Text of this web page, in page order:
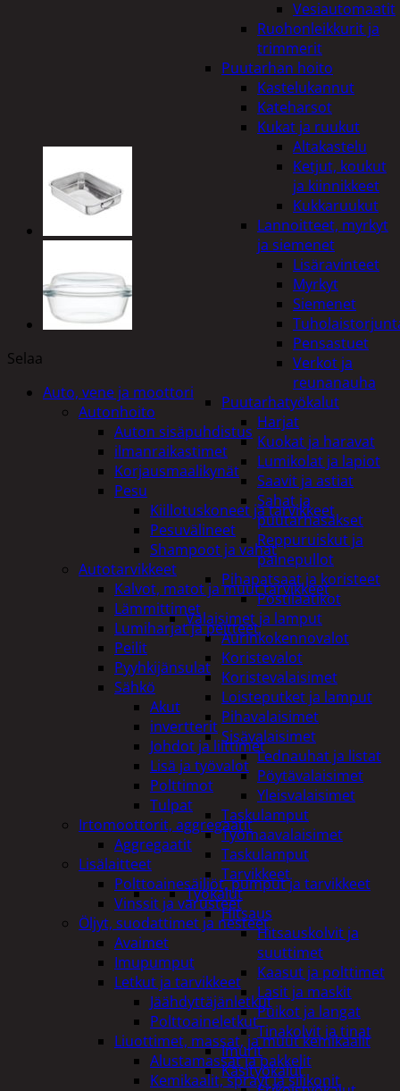
Vesiautomaatit
Ruohonleikkurit ja
trimmerit
Puutarhan hoito
Kastelukannut
Kateharsot
Kukat ja ruukut
Altakastelu
Ketjut, koukut
ja kiinnikkeet
Kukkaruukut
Lannoitteet, myrkyt
ja siemenet
Lisäravinteet
Myrkyt
Siemenet
Pensastuet
Verkot ja
reunanauha
Puutarhatyökalut
Harjat
Kuokat ja haravat
Lumikolat ja lapiot
Saavit ja astiat
Sahat ja
puutarhasakset
Reppuruiskut ja
painepullot
Pihapatsaat ja koristeet
Postilaatikot
Valaisimet ja lamput
Aurinkokennovalot
Koristevalot
Koristevalaisimet
Loisteputket ja lamput
Pihavalaisimet
Sisävalaisimet
Lednauhat ja listat
Pöytävalaisimet
Yleisvalaisimet
Taskulamput
Työmaavalaisimet
Taskulamput
Tarvikkeet
Työkalut
Hitsaus
Hitsauskolvit ja
suuttimet
Kaasut ja polttimet
Lasit ja maskit
Puikot ja langat
Tinakolvit ja tinat
Imurit
Käsityökalut
Selaa
Auto, vene ja moottori
Autonhoito
Auton sisäpuhdistus
ilmanraikastimet
Korjausmaalikynät
Pesu
Kiillotuskoneet ja tarvikkeet
Pesuvälineet
Shampoot ja vahat
Autotarvikkeet
Kalvot, matot ja muut tarvikkeet
Lämmittimet
Lumiharjat ja peitteet
Peilit
Pyyhkijänsulat
Sähkö
Akut
invertterit
Johdot ja liittimet
Lisä ja työvalot
Polttimot
Tulpat
Irtomoottorit, aggregaatit
Aggregaatit
Lisälaitteet
Polttoainesäiliöt, pumput ja tarvikkeet
Vinssit ja varusteet
Öljyt, suodattimet ja nesteet
Avaimet
Imupumput
Letkut ja tarvikkeet
Jäähdyttäjänletkut
Polttoaineletkut
Liuottimet, massat, ja muut kemikaalit
Alustamassat ja pakkelit
Kemikaalit, sprayt ja silikonit